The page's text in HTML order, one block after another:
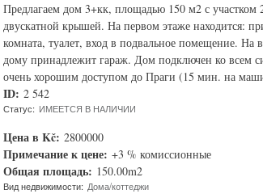
Предлагаем дом 3+кк, площадью 150 м2 с
двускатной крышей. На первом этаже находится:
комната, туалет, вход в подвальное помещение.
дому принадлежит гараж. Дом подключен ко всем
очень хорошим доступом до Праги (15 мин. на
ID: 2 542
Статус: ИМЕЕТСЯ В НАЛИЧИИ
Цена в Kč: 2800000
Примечание к цене: +3 % комиссионные
Общая площадь: 150.00m2
Вид недвижимости: Дома/коттеджи